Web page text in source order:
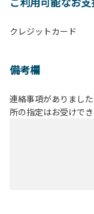
クレジットカード
備考欄
連絡事項がありまし
所の指定はお受けでき